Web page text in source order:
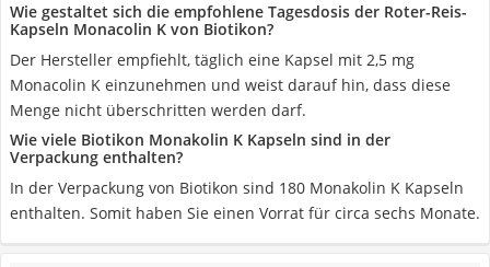
Wie gestaltet sich die empfohlene Tagesdosis der Roter-Reis-
Kapseln Monacolin K von Biotikon?
Der Hersteller empfiehlt, täglich eine Kapsel mit 2,5 mg
Monacolin K einzunehmen und weist darauf hin, dass diese
Menge nicht überschritten werden darf.
Wie viele Biotikon Monakolin K Kapseln sind in der
Verpackung enthalten?
In der Verpackung von Biotikon sind 180 Monakolin K Kapseln
enthalten. Somit haben Sie einen Vorrat für circa sechs Monate.